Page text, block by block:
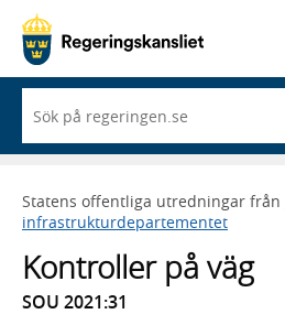
du
börjar
skriva
framträder
en
med
sökförslag
Statens offentliga utredningar från
infrastrukturdepartementet
Kontroller på väg
SOU 2021:31